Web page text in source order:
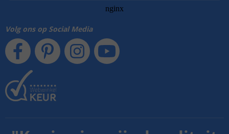
Volg ons op Social Media